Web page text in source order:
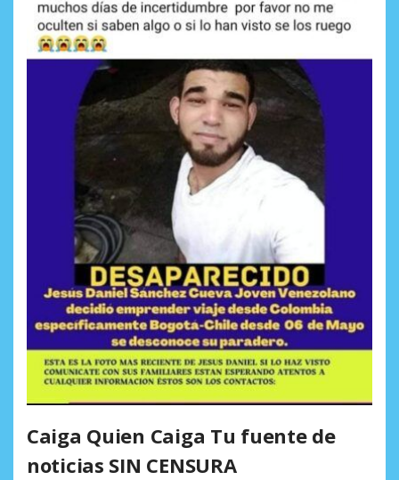
Caiga Quien Caiga Tu fuente de
noticias SIN CENSURA